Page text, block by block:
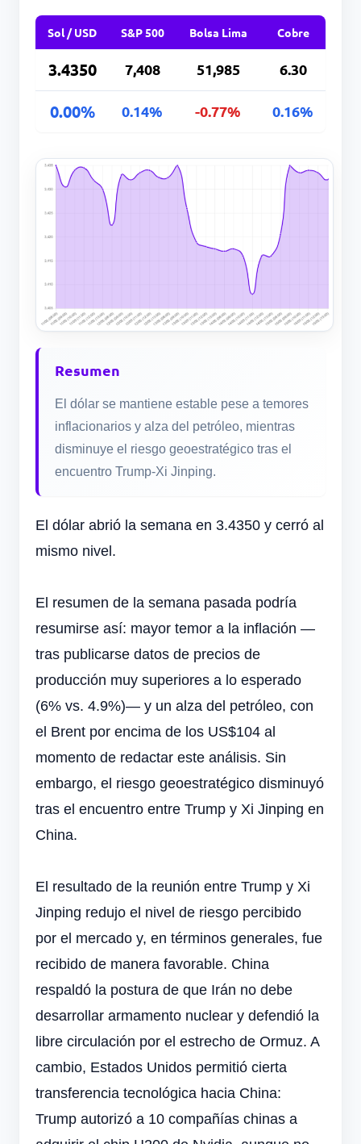
Sol / USD S&P 500 Bolsa Lima Cobre
3.4350 7,408 51,985 6.30
0.00% 0.14% -0.77% 0.16%
Resumen
El dólar se mantiene estable pese a temores
inflacionarios y alza del petróleo, mientras
disminuye el riesgo geoestratégico tras el
encuentro Trump-Xi Jinping.
El dólar abrió la semana en 3.4350 y cerró al
mismo nivel.
El resumen de la semana pasada podría
resumirse así: mayor temor a la inflación —
tras publicarse datos de precios de
producción muy superiores a lo esperado
(6% vs. 4.9%)— y un alza del petróleo, con
el Brent por encima de los US$104 al
momento de redactar este análisis. Sin
embargo, el riesgo geoestratégico disminuyó
tras el encuentro entre Trump y Xi Jinping en
China.
El resultado de la reunión entre Trump y Xi
Jinping redujo el nivel de riesgo percibido
por el mercado y, en términos generales, fue
recibido de manera favorable. China
respaldó la postura de que Irán no debe
desarrollar armamento nuclear y defendió la
libre circulación por el estrecho de Ormuz. A
cambio, Estados Unidos permitió cierta
transferencia tecnológica hacia China:
Trump autorizó a 10 compañías chinas a